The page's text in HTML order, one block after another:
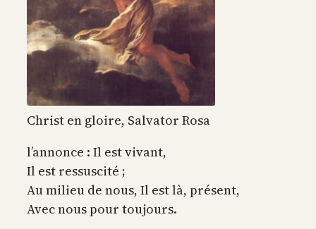
Christ en gloire, Salvator Rosa
l’annonce : Il est vivant,
Il est ressuscité ;
Au milieu de nous, Il est là, présent,
Avec nous pour toujours.